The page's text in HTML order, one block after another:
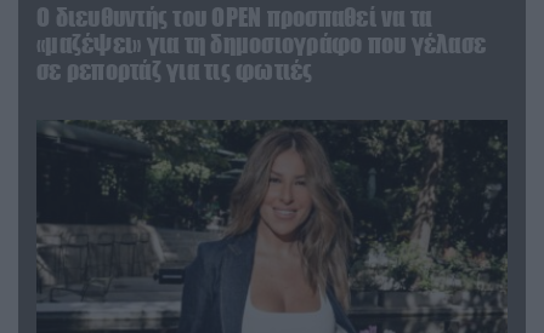
O διευθυντής του OPEN προσπαθεί να τα
«μαζέψει» για τη δημοσιογράφο που γέλασε
σε ρεπορτάζ για τις φωτιές